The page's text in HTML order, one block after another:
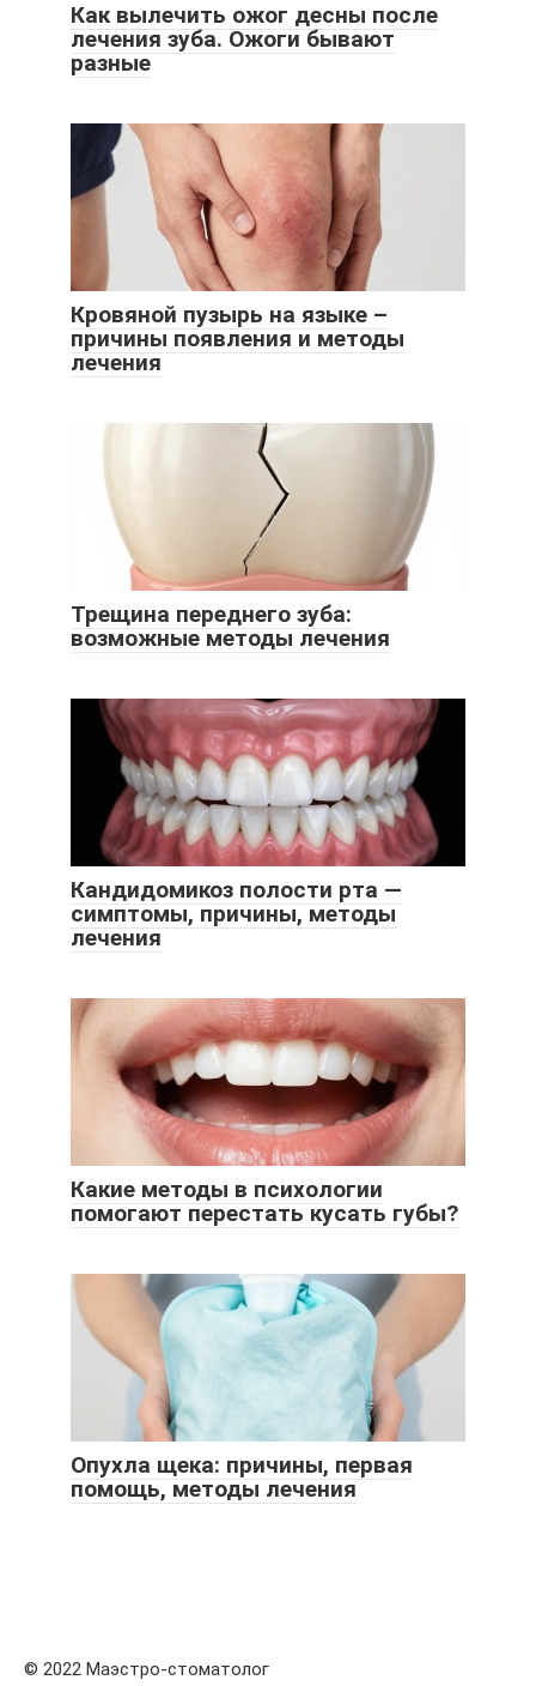
Как вылечить ожог десны после
лечения зуба. Ожоги бывают
разные
Кровяной пузырь на языке –
причины появления и методы
лечения
Трещина переднего зуба:
возможные методы лечения
Кандидомикоз полости рта —
симптомы, причины, методы
лечения
Какие методы в психологии
помогают перестать кусать губы?
Опухла щека: причины, первая
помощь, методы лечения
© 2022 Маэстро-стоматолог